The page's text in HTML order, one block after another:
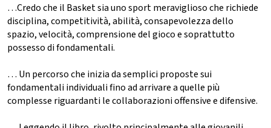
…Credo che il Basket sia uno sport meraviglioso che richiede
disciplina, competitività, abilità, consapevolezza dello
spazio, velocità, comprensione del gioco e soprattutto
possesso di fondamentali.
… Un percorso che inizia da semplici proposte sui
fondamentali individuali fino ad arrivare a quelle più
complesse riguardanti le collaborazioni offensive e difensive.